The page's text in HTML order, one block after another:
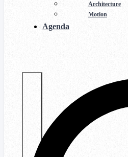
Architecture
Motion
Agenda